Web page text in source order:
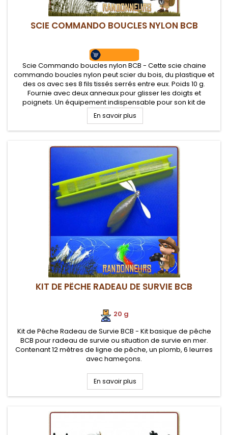
SCIE COMMANDO BOUCLES NYLON BCB
Scie Commando boucles nylon BCB - Cette scie chaine
commando boucles nylon peut scier du bois, du plastique et
des os avec ses 8 fils tissés serrés entre eux. Poids 10 g.
Fournie avec deux anneaux pour glisser les doigts et
poignets. Un équipement indispensable pour son kit de
survie, bushcraft nature
En savoir plus
KIT DE PÊCHE RADEAU DE SURVIE BCB
20 g
Kit de Pêche Radeau de Survie BCB - Kit basique de pêche
BCB pour radeau de survie ou situation de survie en mer.
Contenant 12 mètres de ligne de pêche, un plomb, 6 leurres
avec hameçons.
En savoir plus